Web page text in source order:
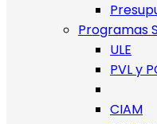
Programas
ULE
PVL y
CIAM